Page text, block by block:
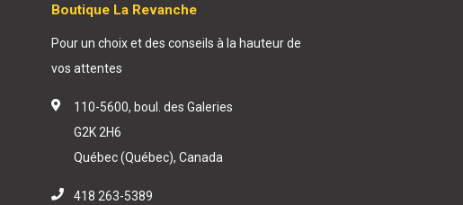
Boutique La Revanche
Pour un choix et des conseils à la hauteur de
vos attentes
110-5600, boul. des Galeries
G2K 2H6
Québec (Québec), Canada
418 263-5389